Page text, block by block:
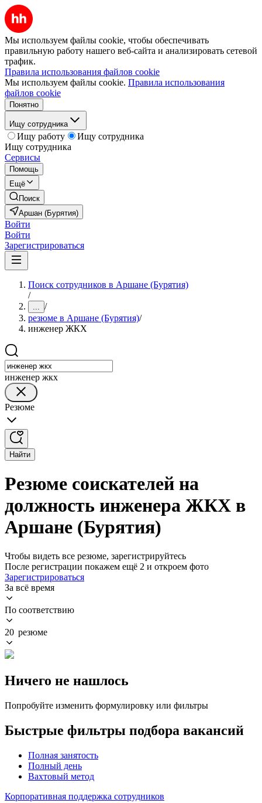
Мы используем файлы cookie, чтобы обеспечивать
правильную работу нашего веб-сайта и анализировать сетевой
трафик.
Правила использования файлов cookie
Мы используем файлы cookie. Правила использования
файлов cookie
Понятно
Ищу сотрудника
Ищу работу
Ищу сотрудника
Ищу сотрудника
Сервисы
Помощь
Ещё
Поиск
Аршан (Бурятия)
Войти
Войти
Зарегистрироваться
Поиск сотрудников в Аршане (Бурятия)
/
... /
резюме в Аршане (Бурятия)/
инженер ЖКХ
инженер жкх
Резюме
Найти
Резюме соискателей на
должность инженера ЖКХ в
Аршане (Бурятия)
Чтобы видеть все резюме, зарегистрируйтесь
После регистрации покажем ещё 2 и откроем фото
Зарегистрироваться
За всё время
По соответствию
20 резюме
Ничего не нашлось
Попробуйте изменить формулировку или фильтры
Быстрые фильтры подбора вакансий
Полная занятость
Полный день
Вахтовый метод
Корпоративная поддержка сотрудников